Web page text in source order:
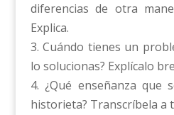
diferencias de otra
Explica.
3. Cuándo tienes un
lo solucionas? Explícalo
4. ¿Qué enseñanza que
historieta? Transcríbela a